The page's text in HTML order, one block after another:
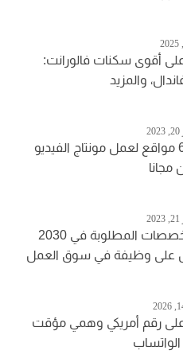
أقوى سكنات فالورانت:
والمزيد
6 مواقع لعمل مونتاج الفيديو
أهم التخصصات المطلوبة في 2030
وظيفة في سوق العمل
رقم أمريكي وهمي مؤقت